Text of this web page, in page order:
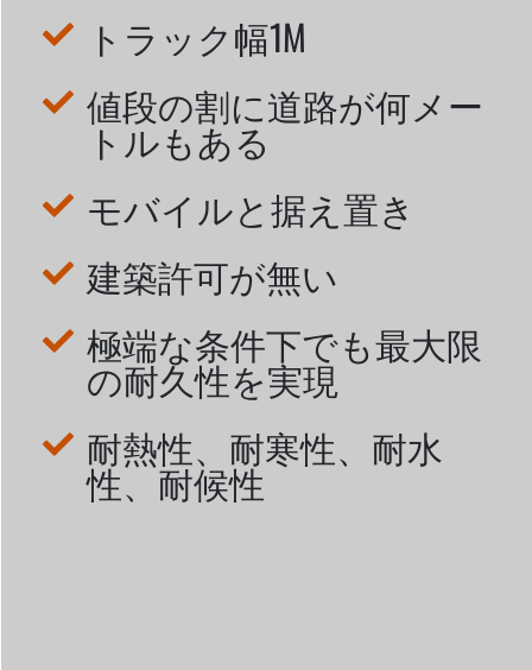
トラック幅1M
値段の割に道路が何メー
トルもある
モバイルと据え置き
建築許可が無い
極端な条件下でも最大限
の耐久性を実現
耐熱性、耐寒性、耐水
性、耐候性